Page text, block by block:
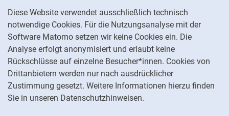
Diese Website verwendet ausschließlich technisch
notwendige Cookies. Für die Nutzungsanalyse mit der
Software Matomo setzen wir keine Cookies ein. Die
Analyse erfolgt anonymisiert und erlaubt keine
Rückschlüsse auf einzelne Besucher*innen. Cookies von
Drittanbietern werden nur nach ausdrücklicher
Zustimmung gesetzt. Weitere Informationen hierzu finden
Sie in unseren Datenschutzhinweisen.
Moodle
Panopto
Datenschutz
Barrierefreiheit
Transparenter KI-Einsatz